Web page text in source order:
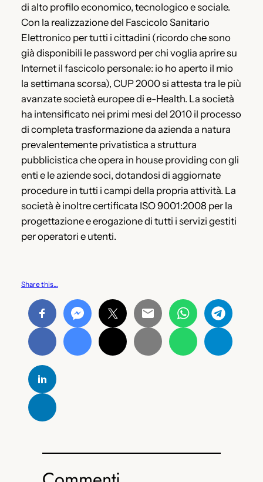
di alto profilo economico, tecnologico e sociale.
Con la realizzazione del Fascicolo Sanitario
Elettronico per tutti i cittadini (ricordo che sono
già disponibili le password per chi voglia aprire su
Internet il fascicolo personale: io ho aperto il mio
la settimana scorsa), CUP 2000 si attesta tra le più
avanzate società europee di e-Health. La società
ha intensificato nei primi mesi del 2010 il processo
di completa trasformazione da azienda a natura
prevalentemente privatistica a struttura
pubblicistica che opera in house providing con gli
enti e le aziende soci, dotandosi di aggiornate
procedure in tutti i campi della propria attività. La
società è inoltre certificata ISO 9001:2008 per la
progettazione e erogazione di tutti i servizi gestiti
per operatori e utenti.
Share this…